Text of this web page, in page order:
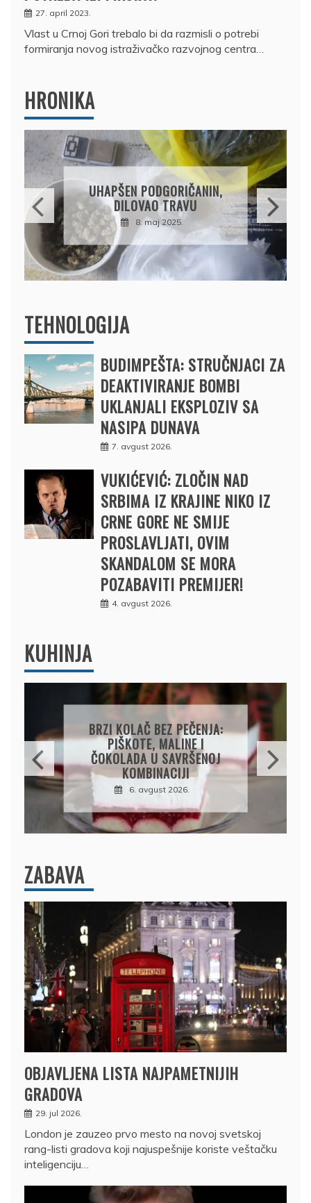
27. april 2023.
Vlast u Crnoj Gori trebalo bi da razmisli o potrebi
formiranja novog istraživačko razvojnog centra…
HRONIKA
DRŽAVLJANIN RUSIJE
OSUMNJIČEN DA JE
PRODAO TUĐI BMW,
DRŽAVU NAPUSTIO
BRODOM
12. februar 2025.
TEHNOLOGIJA
BUDIMPEŠTA: STRUČNJACI ZA
DEAKTIVIRANJE BOMBI
UKLANJALI EKSPLOZIV SA
NASIPA DUNAVA
7. avgust 2026.
VUKIĆEVIĆ: ZLOČIN NAD
SRBIMA IZ KRAJINE NIKO IZ
CRNE GORE NE SMIJE
PROSLAVLJATI, OVIM
SKANDALOM SE MORA
POZABAVITI PREMIJER!
4. avgust 2026.
KUHINJA
PAPRIKE SA MESOM I
PIRINČEM NA KAŠIKU:
SOČAN I JEDNOSTAVAN
RUČAK IZ JEDNE ŠERPE
7. avgust 2026.
ZABAVA
OBJAVLJENA LISTA NAJPAMETNIJIH
GRADOVA
29. jul 2026.
London je zauzeo prvo mesto na novoj svetskoj
rang-listi gradova koji najuspešnije koriste veštačku
inteligenciju…